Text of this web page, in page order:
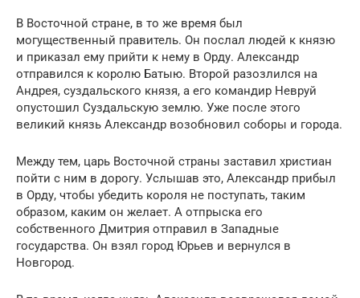
В Восточной стране, в то же время был
могущественный правитель. Он послал людей к князю
и приказал ему прийти к нему в Орду. Александр
отправился к королю Батыю. Второй разозлился на
Андрея, суздальского князя, а его командир Невруй
опустошил Суздальскую землю. Уже после этого
великий князь Александр возобновил соборы и города.
Между тем, царь Восточной страны заставил христиан
пойти с ним в дорогу. Услышав это, Александр прибыл
в Орду, чтобы убедить короля не поступать, таким
образом, каким он желает. А отпрыска его
собственного Дмитрия отправил в Западные
государства. Он взял город Юрьев и вернулся в
Новгород.